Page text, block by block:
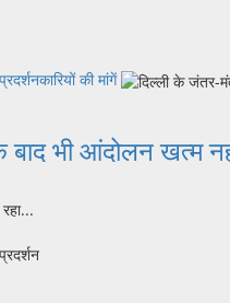
की मांगें
भी आंदोलन खत्म